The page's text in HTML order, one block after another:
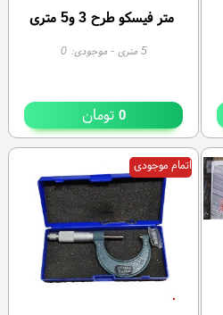
متر فیسکو طرح 3 و5 متری
5 متری - موجودی:0
0 تومان
اتمام موجودی